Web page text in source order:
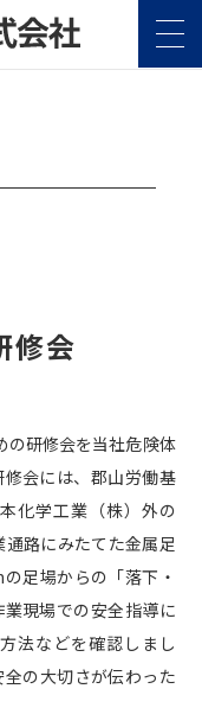
貢献
最新技術の革新
修会
の研修会を当社危険体
会には、郡山労働基
化学工業（株）外の
路にみたてた金属足
足場からの「落下・
現場での安全指導に
法などを確認しまし
の大切さが伝わった